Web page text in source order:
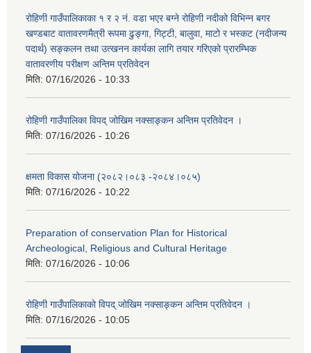
रोहिणी गाउँपालिकाका १ र २ नं. वडा भएर बग्ने रोहिणी नदीको विभिन्न बगर
खण्डबाट वातावरणमैत्री रूपमा ढुङ्गा, गिट्टी, बालुवा, माटो र भस्कट (नदीजन्य
पदार्थ) सङ्कलन तथा उत्खनन कार्यका लागि तयार गरिएको प्रारम्भिक
वातावरणीय परीक्षण अन्तिम प्रतिवेदन
मिति: 07/16/2026 - 10:33
रोहिणी गाउँपालिका विपद् जोखिम नक्साङ्कन अन्तिम प्रतिवेदन ।
मिति: 07/16/2026 - 10:26
क्षमता विकास योजना (२०८२।०८३‍ -२०८४।०८५)
मिति: 07/16/2026 - 10:22
Preparation of conservation Plan for Historical
Archeological, Religious and Cultural Heritage
मिति: 07/16/2026 - 10:06
रोहिणी गाउँपालिकाको विपद् जोखिम नक्साङ्कन अन्तिम प्रतिवेदन ।
मिति: 07/16/2026 - 10:05